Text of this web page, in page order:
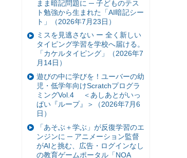
まま暗記問題に ─ 子どものテス
ト勉強から生まれた「AI暗記シー
ト」（2026年7月23日）
ミスを見逃さない ー 全く新しい
タイピング学習を学校へ届ける。
「カケルタイピング」（2026年7
月14日）
遊びの中に学びを！ユーバーの幼
児・低学年向けScratchプログラ
ミングVol.4 ＜あしあとがいっ
ぱい『ループ』＞（2026年7月6
日）
「あそぶ＋学ぶ」が反復学習のエ
ンジンに ─ アニメーション監督
がAIと挑む、広告・ログインなし
の教育ゲームポータル「NOA